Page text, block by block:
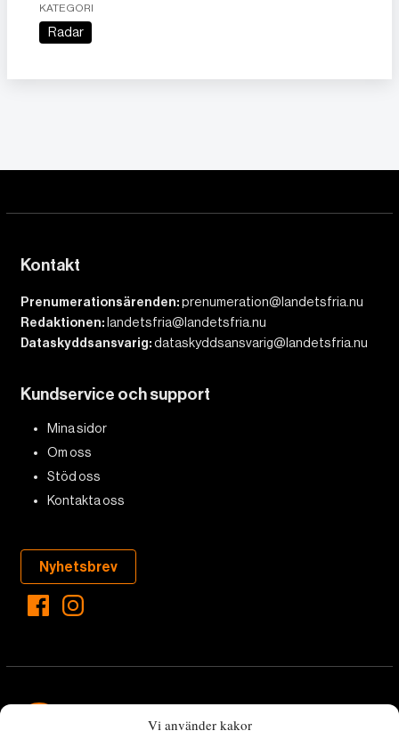
Vi använder kakor
KATEGORI
Radar
Kontakt
Prenumerationsärenden:prenumeration@landetsfria.nu
Redaktionen: landetsfria@landetsfria.nu
Dataskyddsansvarig:dataskyddsansvarig@landetsfria.nu
Kundservice och support
Mina sidor
Om oss
Stöd oss
Kontakta oss
Nyhetsbrev